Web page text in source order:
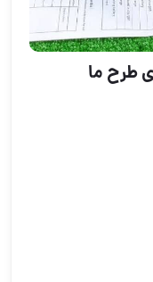
طرح ما